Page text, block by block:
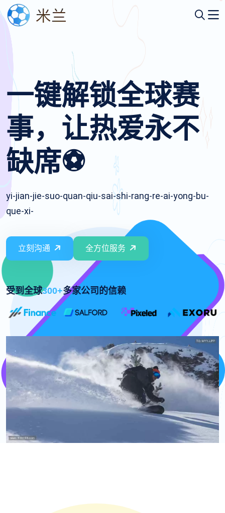
一键解锁全球赛
事，让热爱永不
缺席⚽️
yi-jian-jie-suo-quan-qiu-sai-shi-rang-re-ai-yong-bu-
que-xi-️
立刻沟通 全方位服务
受到全球300+多家公司的信赖